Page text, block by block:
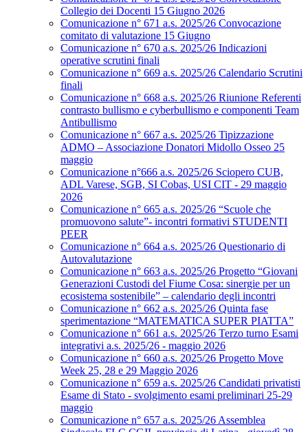
Collegio dei Docenti 15 Giugno 2026
Comunicazione n° 671 a.s. 2025/26 Convocazione
comitato di valutazione 15 Giugno
Comunicazione n° 670 a.s. 2025/26 Indicazioni
operative scrutini finali
Comunicazione n° 669 a.s. 2025/26 Calendario Scrutini
finali
Comunicazione n° 668 a.s. 2025/26 Riunione Referenti
contrasto bullismo e cyberbullismo e componenti Team
Antibullismo
Comunicazione n° 667 a.s. 2025/26 Tipizzazione
ADMO – Associazione Donatori Midollo Osseo 25
maggio
Comunicazione n°666 a.s. 2025/26 Sciopero CUB,
ADL Varese, SGB, SI Cobas, USI CIT - 29 maggio
2026
Comunicazione n° 665 a.s. 2025/26 “Scuole che
promuovono salute”- incontri formativi STUDENTI
PEER
Comunicazione n° 664 a.s. 2025/26 Questionario di
Autovalutazione
Comunicazione n° 663 a.s. 2025/26 Progetto “Giovani
Generazioni Custodi del Fiume Cosa: sinergie per un
ecosistema sostenibile” – calendario degli incontri
Comunicazione n° 662 a.s. 2025/26 Quinta fase
sperimentazione “MATEMATICA SUPER PIATTA”
Comunicazione n° 661 a.s. 2025/26 Terzo turno Esami
integrativi a.s. 2025/26 - maggio 2026
Comunicazione n° 660 a.s. 2025/26 Progetto Move
Week 25, 28 e 29 Maggio 2026
Comunicazione n° 659 a.s. 2025/26 Candidati privatisti
Esame di Stato - svolgimento esami preliminari 25-29
maggio
Comunicazione n° 657 a.s. 2025/26 Assemblea